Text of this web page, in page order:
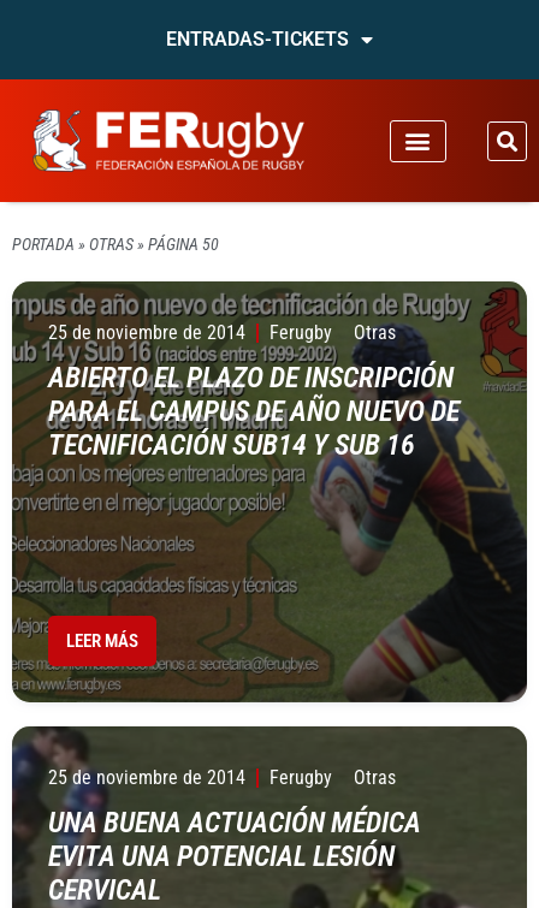
ENTRADAS-TICKETS
PORTADA » OTRAS» PÁGINA 50
25 de noviembre de 2014 Ferugby Otras
ABIERTO EL PLAZO DE INSCRIPCIÓN
PARA EL CAMPUS DE AÑO NUEVO DE
TECNIFICACIÓN SUB14 Y SUB 16
LEER MÁS
25 de noviembre de 2014 Ferugby Otras
UNA BUENA ACTUACIÓN MÉDICA
EVITA UNA POTENCIAL LESIÓN
CERVICAL